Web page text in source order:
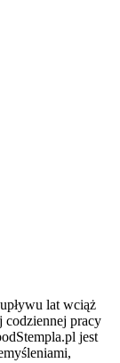
lat wciąż
codziennej pracy
jest